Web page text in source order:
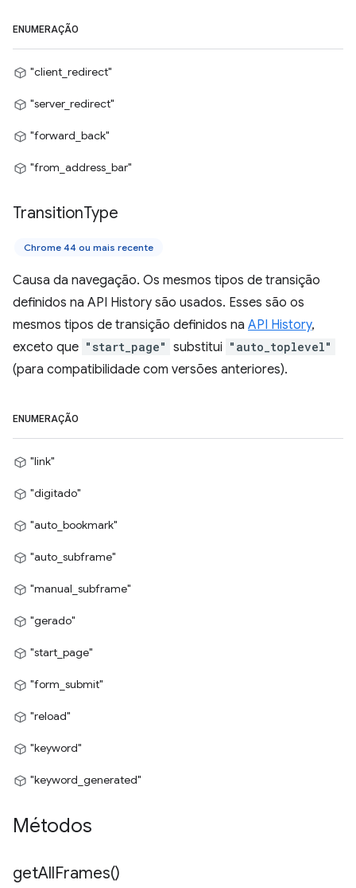
ENUMERAÇÃO
"client_redirect"
"server_redirect"
"forward_back"
"from_address_bar"
TransitionType
Chrome 44 ou mais recente
Causa da navegação. Os mesmos tipos de transição
definidos na API History são usados. Esses são os
mesmos tipos de transição definidos na API History,
exceto que "start_page" substitui "auto_toplevel"
(para compatibilidade com versões anteriores).
ENUMERAÇÃO
"link"
"digitado"
"auto_bookmark"
"auto_subframe"
"manual_subframe"
"gerado"
"start_page"
"form_submit"
"reload"
"keyword"
"keyword_generated"
Métodos
getAllFrames()